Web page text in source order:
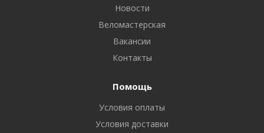
Новости
Веломастерская
Вакансии
Контакты
Помощь
Условия оплаты
Условия доставки